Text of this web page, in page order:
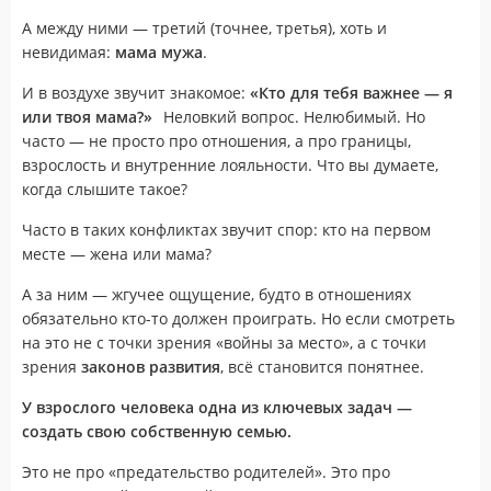
А между ними — третий (точнее, третья), хоть и
невидимая: мама мужа.
И в воздухе звучит знакомое: «Кто для тебя важнее — я
или твоя мама?» ⠀Неловкий вопрос. Нелюбимый. Но
часто — не просто про отношения, а про границы,
взрослость и внутренние лояльности. Что вы думаете,
когда слышите такое?
Часто в таких конфликтах звучит спор: кто на первом
месте — жена или мама?
А за ним — жгучее ощущение, будто в отношениях
обязательно кто-то должен проиграть. Но если смотреть
на это не с точки зрения «войны за место», а с точки
зрения законов развития, всё становится понятнее.
У взрослого человека одна из ключевых задач —
создать свою собственную семью.
Это не про «предательство родителей». Это про